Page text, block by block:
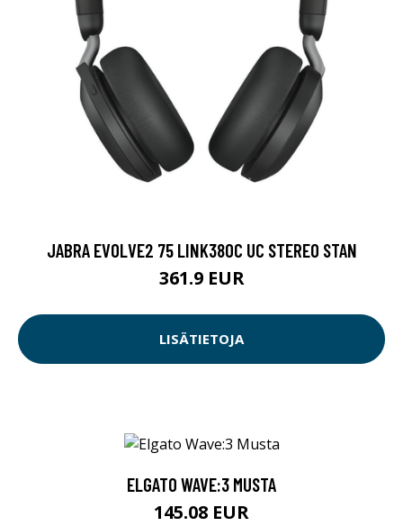
JABRA EVOLVE2 75 LINK380C UC STEREO STAN
361.9 EUR
LISÄTIETOJA
ELGATO WAVE:3 MUSTA
145.08 EUR